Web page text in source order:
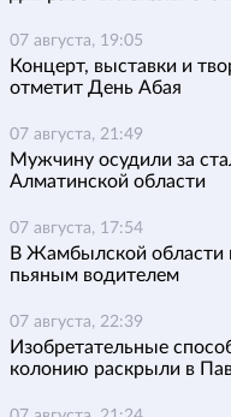
07 августа, 19:05
Концерт, выставки и
отметит День Абая
07 августа, 21:49
Мужчину осудили за
Алматинской области
07 августа, 17:54
В Жамбылской области
пьяным водителем
07 августа, 22:39
Изобретательные
колонию раскрыли в